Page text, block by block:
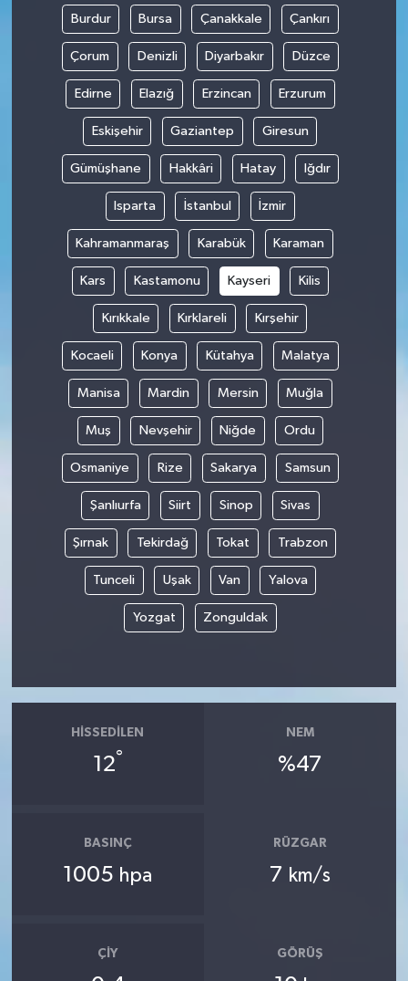
Burdur Bursa Çanakkale Çankırı
Çorum Denizli Diyarbakır Düzce
Edirne Elazığ Erzincan Erzurum
Eskişehir Gaziantep Giresun
Gümüşhane Hakkâri Hatay Iğdır
Isparta İstanbul İzmir
Kahramanmaraş Karabük Karaman
Kars Kastamonu Kayseri Kilis
Kırıkkale Kırklareli Kırşehir
Kocaeli Konya Kütahya Malatya
Manisa Mardin Mersin Muğla
Muş Nevşehir Niğde Ordu
Osmaniye Rize Sakarya Samsun
Şanlıurfa Siirt Sinop Sivas
Şırnak Tekirdağ Tokat Trabzon
Tunceli Uşak Van Yalova
Yozgat Zonguldak
HISSEDILEN
12°
NEM
%47
BASINÇ
1005 hpa
RÜZGAR
7 km/s
ÇIY GÖRÜŞ